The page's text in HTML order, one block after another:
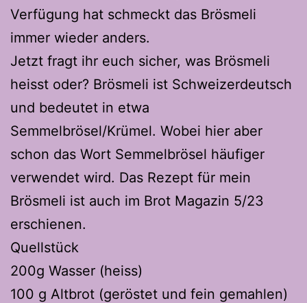
Verfügung hat schmeckt das Brösmeli
immer wieder anders.
Jetzt fragt ihr euch sicher, was Brösmeli
heisst oder? Brösmeli ist Schweizerdeutsch
und bedeutet in etwa
Semmelbrösel/Krümel. Wobei hier aber
schon das Wort Semmelbrösel häufiger
verwendet wird. Das Rezept für mein
Brösmeli ist auch im Brot Magazin 5/23
erschienen.
Quellstück
200g Wasser (heiss)
100 g Altbrot (geröstet und fein gemahlen)